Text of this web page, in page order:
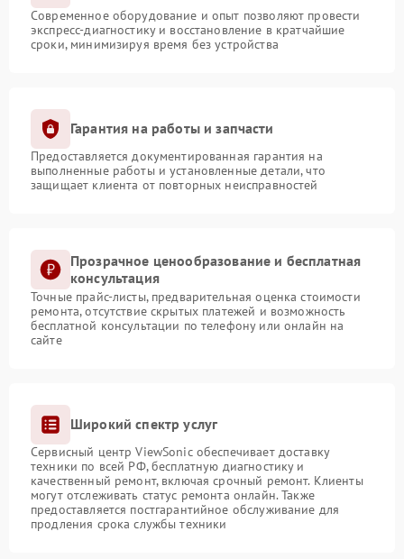
Современное оборудование и опыт позволяют провести
экспресс-диагностику и восстановление в кратчайшие
сроки, минимизируя время без устройства
Гарантия на работы и запчасти
Предоставляется документированная гарантия на
выполненные работы и установленные детали, что
защищает клиента от повторных неисправностей
Прозрачное ценообразование и бесплатная
консультация
Точные прайс-листы, предварительная оценка стоимости
ремонта, отсутствие скрытых платежей и возможность
бесплатной консультации по телефону или онлайн на
сайте
Широкий спектр услуг
Сервисный центр ViewSonic обеспечивает доставку
техники по всей РФ, бесплатную диагностику и
качественный ремонт, включая срочный ремонт. Клиенты
могут отслеживать статус ремонта онлайн. Также
предоставляется постгарантийное обслуживание для
продления срока службы техники